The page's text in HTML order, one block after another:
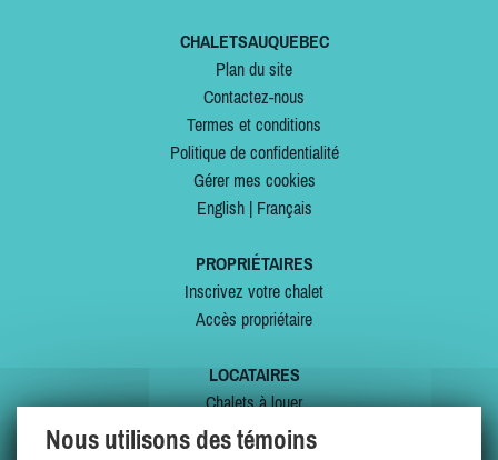
CHALETSAUQUEBEC
Plan du site
Contactez-nous
Termes et conditions
Politique de confidentialité
Gérer mes cookies
English| Français
PROPRIÉTAIRES
Inscrivez votre chalet
Accès propriétaire
LOCATAIRES
Chalets à louer
Chalets à vendre
Nous utilisons des témoins